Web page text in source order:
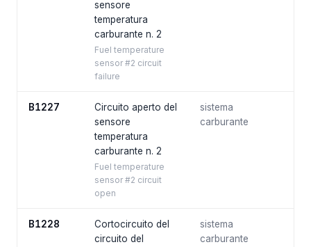
sensore
temperatura
carburante n. 2
Fuel temperature
sensor #2 circuit
failure
B1227
Circuito aperto del
sensore
temperatura
carburante n. 2
Fuel temperature
sensor #2 circuit
open
sistema
carburante
B1228
Cortocircuito del
circuito del
sistema
carburante